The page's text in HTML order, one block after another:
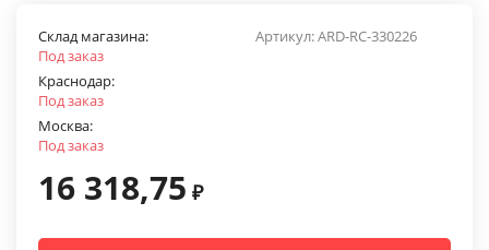
Артикул:ARD-RС-330226
Склад магазина:
Под заказ
Краснодар:
Под заказ
Москва:
Под заказ
16 318,75 ₽